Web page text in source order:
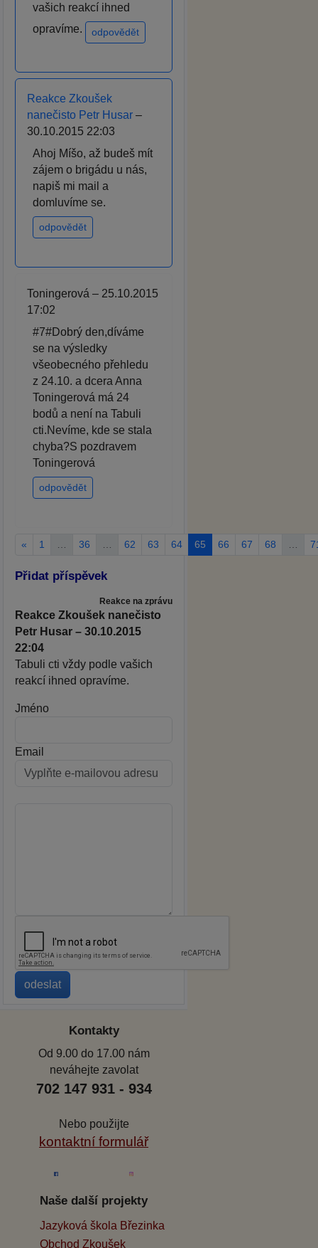
vašich reakcí ihned
opravíme.
odpovědět
Reakce Zkoušek
nanečisto Petr Husar –
30.10.2015 22:03
Ahoj Míšo, až budeš mít
zájem o brigádu u nás,
napiš mi mail a
domluvíme se.
odpovědět
Toningerová – 25.10.2015
17:02
#7#Dobrý den,díváme
se na výsledky
všeobecného přehledu
z 24.10. a dcera Anna
Toningerová má 24
bodů a není na Tabuli
cti.Nevíme, kde se stala
chyba?S pozdravem
Toningerová
odpovědět
« 1 36 62 63 64 65 66 67 68
Přidat příspěvek
Reakce na zprávu
Reakce Zkoušek nanečisto
Petr Husar – 30.10.2015
22:04
Tabuli cti vždy podle vašich
reakcí ihned opravíme.
Jméno
Email
Kontakty
Od 9.00 do 17.00 nám
neváhejte zavolat
702 147 931 - 934
Nebo použijte
kontaktní formulář
Naše další projekty
Jazyková škola Březinka
Obchod Zkoušek